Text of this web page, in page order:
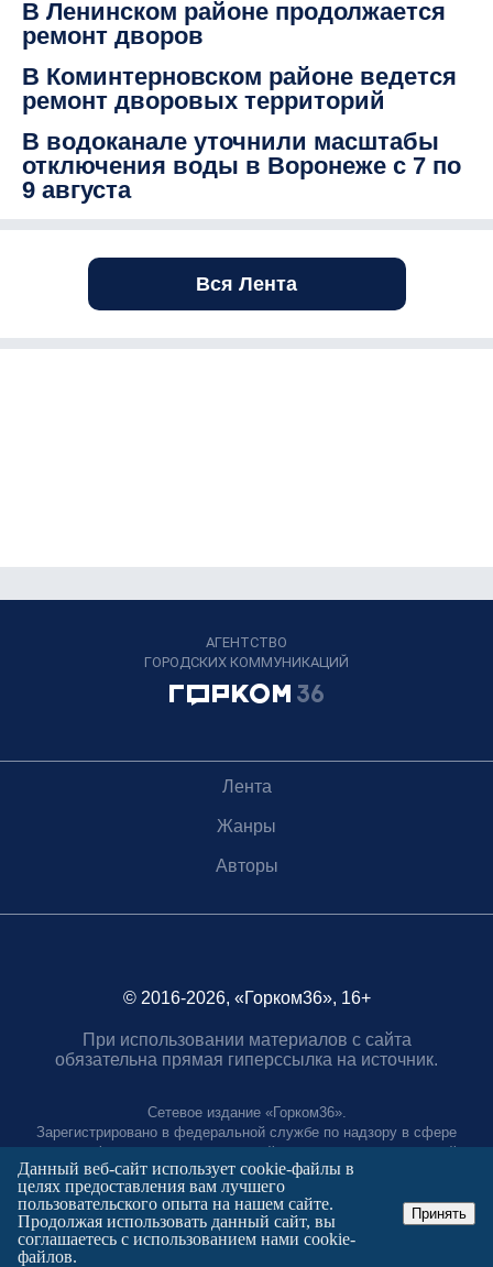
В Ленинском районе продолжается
ремонт дворов
В Коминтерновском районе ведется
ремонт дворовых территорий
В водоканале уточнили масштабы
отключения воды в Воронеже с 7 по
9 августа
Вся Лента
АГЕНТСТВО
ГОРОДСКИХ КОММУНИКАЦИЙ
Лента
Жанры
Авторы
© 2016-2026, «Горком36», 16+
При использовании материалов с сайта
обязательна прямая гиперссылка на источник.
Сетевое издание «Горком36».
Зарегистрировано в федеральной службе по надзору в сфере
связи, информационных технологий и массовых коммуникаций.
Регистрационный номер ЭЛ № ФС77-88966 от 21 января 2025 г.
Учредитель: Муниципальное автономное учреждение "Агентство
городских коммуникаций"
Главный редактор:
Данный веб-сайт использует cookie-файлы в
целях предоставления вам лучшего
пользовательского опыта на нашем сайте.
Продолжая использовать данный сайт, вы
соглашаетесь с использованием нами cookie-
файлов.
Принять